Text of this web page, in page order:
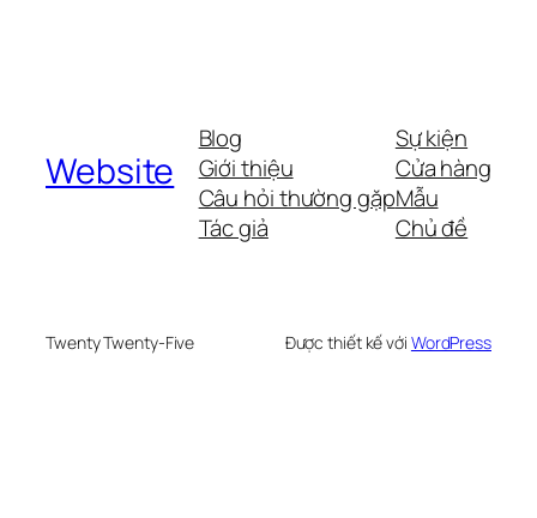
Website
Blog
Giới thiệu
Câu hỏi thường gặp
Tác giả
Sự kiện
Cửa hàng
Mẫu
Chủ đề
Twenty Twenty-Five Được thiết kế với WordPress